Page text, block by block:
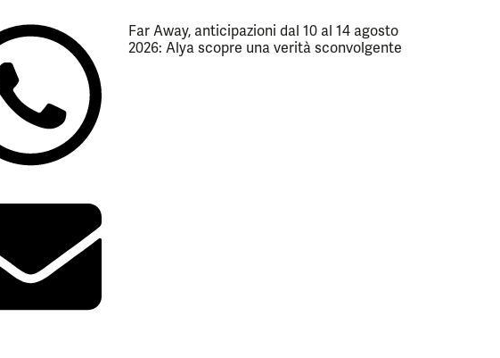
Far Away, anticipazioni dal 10 al 14 agosto
2026: Alya scopre una verità sconvolgente